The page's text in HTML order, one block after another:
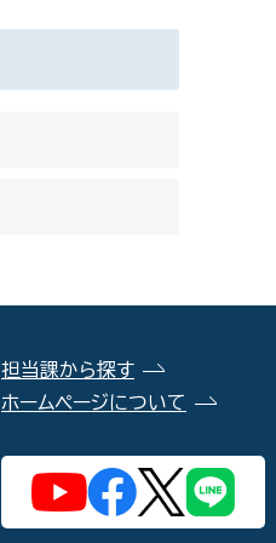
担当課から探す
ホームページについて